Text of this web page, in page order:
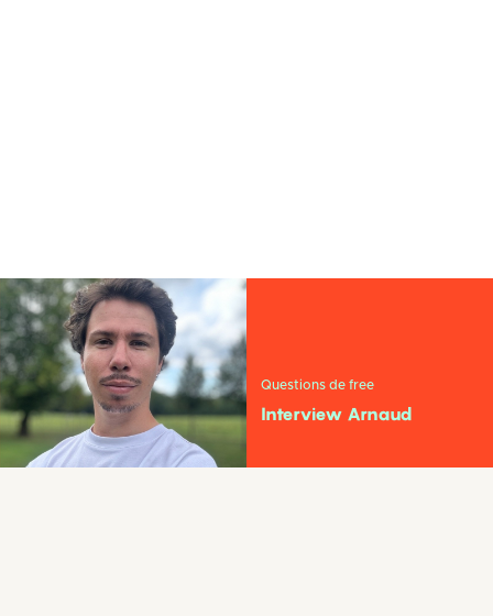
Questions de free
Interview Arnaud